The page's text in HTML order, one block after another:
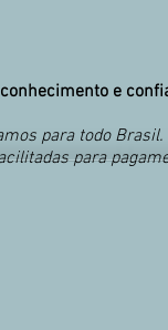
e
para todo Brasil.
para